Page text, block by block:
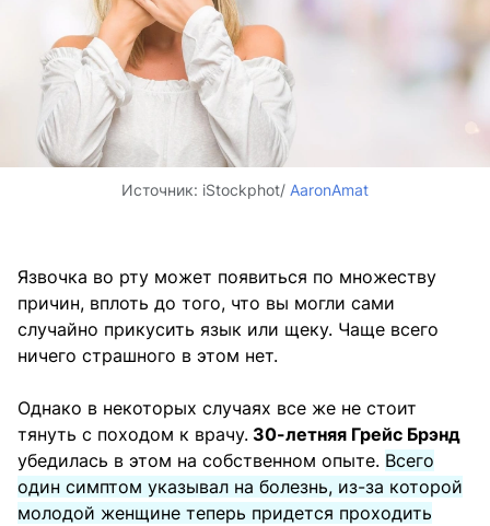
Источник: iStockphot/ AaronAmat
Язвочка во рту может появиться по множеству
причин, вплоть до того, что вы могли сами
случайно прикусить язык или щеку. Чаще всего
ничего страшного в этом нет.
Однако в некоторых случаях все же не стоит
тянуть с походом к врачу. 30-летняя Грейс Брэнд
убедилась в этом на собственном опыте. Всего
один симптом указывал на болезнь, из-за которой
молодой женщине теперь придется проходить